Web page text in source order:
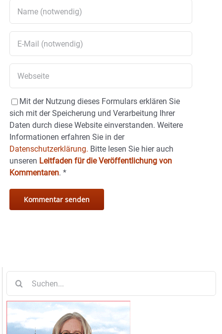
Mit der Nutzung dieses Formulars erklären Sie
sich mit der Speicherung und Verarbeitung Ihrer
Daten durch diese Website einverstanden. Weitere
Informationen erfahren Sie in der
Datenschutzerklärung. Bitte lesen Sie hier auch
unseren Leitfaden für die Veröffentlichung von
Kommentaren. *
nach: